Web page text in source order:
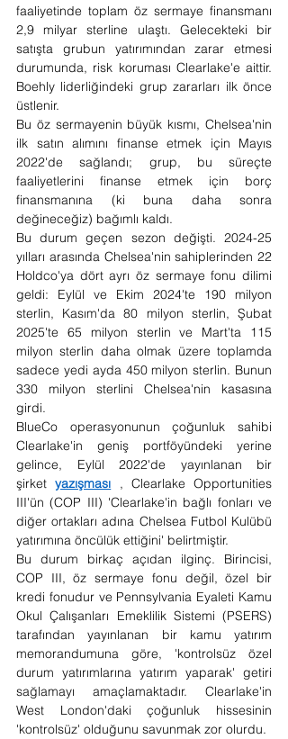
faaliyetinde toplam öz sermaye finansmanı
2,9 milyar sterline ulaştı. Gelecekteki bir
satışta grubun yatırımından zarar etmesi
durumunda, risk koruması Clearlake'e aittir.
Boehly liderliğindeki grup zararları ilk önce
üstlenir.
Bu öz sermayenin büyük kısmı, Chelsea'nin
ilk satın alımını finanse etmek için Mayıs
2022'de sağlandı; grup, bu süreçte
faaliyetlerini finanse etmek için borç
finansmanına (ki buna daha sonra
değineceğiz) bağımlı kaldı.
Bu durum geçen sezon değişti. 2024-25
yılları arasında Chelsea'nin sahiplerinden 22
Holdco'ya dört ayrı öz sermaye fonu dilimi
geldi: Eylül ve Ekim 2024'te 190 milyon
sterlin, Kasım'da 80 milyon sterlin, Şubat
2025'te 65 milyon sterlin ve Mart'ta 115
milyon sterlin daha olmak üzere toplamda
sadece yedi ayda 450 milyon sterlin. Bunun
330 milyon sterlini Chelsea'nin kasasına
girdi.
BlueCo operasyonunun çoğunluk sahibi
Clearlake'in geniş portföyündeki yerine
gelince, Eylül 2022'de yayınlanan bir
şirket yazışması , Clearlake Opportunities
III'ün (COP III) 'Clearlake'in bağlı fonları ve
diğer ortakları adına Chelsea Futbol Kulübü
yatırımına öncülük ettiğini' belirtmiştir.
Bu durum birkaç açıdan ilginç. Birincisi,
COP III, öz sermaye fonu değil, özel bir
kredi fonudur ve Pennsylvania Eyaleti Kamu
Okul Çalışanları Emeklilik Sistemi (PSERS)
tarafından yayınlanan bir kamu yatırım
memorandumuna göre, 'kontrolsüz özel
durum yatırımlarına yatırım yaparak' getiri
sağlamayı amaçlamaktadır. Clearlake'in
West London'daki çoğunluk hissesinin
'kontrolsüz' olduğunu savunmak zor olurdu.